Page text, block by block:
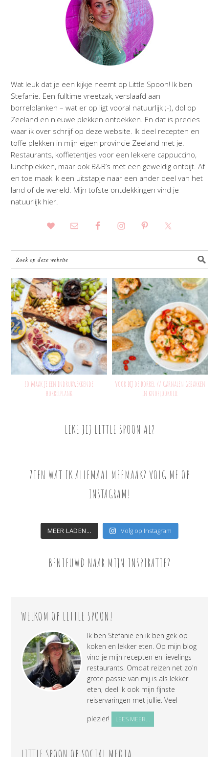
Wat leuk dat je een kijkje neemt op Little Spoon! Ik ben
Stefanie. Een fulltime vreetzak, verslaafd aan
borrelplanken – wat er op ligt vooral natuurlijk ;-), dol op
Zeeland en nieuwe plekken ontdekken. En dat is precies
waar ik over schrijf op deze website. Ik deel recepten en
toffe plekken in mijn eigen provincie Zeeland met je.
Restaurants, koffietentjes voor een lekkere cappuccino,
lunchplekken, maar ook B&B’s met een geweldig ontbijt. Af
en toe maak ik een uitstapje naar een ander deel van het
land of de wereld. Mijn tofste ontdekkingen vind je
natuurlijk hier.
Zo maak je een indrukwekkende
borrelplank
Voor bij de borrel // Garnalen gebakken
in knoflookolie
LIKE JIJ LITTLE SPOON AL?
ZIEN WAT IK ALLEMAAL MEEMAAK? VOLG ME OP
INSTAGRAM!
MEER LADEN... Volg op Instagram
BENIEUWD NAAR MIJN INSPIRATIE?
WELKOM OP LITTLE SPOON!
Ik ben Stefanie en ik ben gek op
koken en lekker eten. Op mijn blog
vind je mijn recepten en lievelings
restaurants. Omdat reizen net zo'n
grote passie van mij is als lekker
eten, deel ik ook mijn fijnste
reiservaringen met jullie. Veel
plezier!
LEES MEER...
LITTLE SPOON OP SOCIAL MEDIA